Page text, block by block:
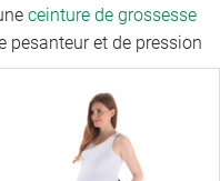
ceinture de grossesse
pesanteur et de pression